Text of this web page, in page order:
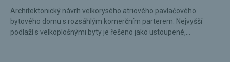
Architektonický návrh velkorysého atriového pavlačového
bytového domu s rozsáhlým komerčním parterem. Nejvyšší
podlaží s velkoplošnými byty je řešeno jako ustoupené,...